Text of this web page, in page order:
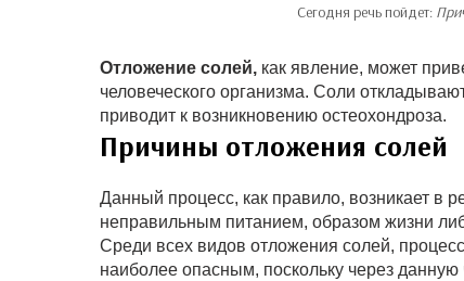
Сегодня речь пойдет:
Отложение солей, как явление, может
человеческого организма. Соли
приводит к возникновению остеохондроза.
Причины отложения солей
Данный процесс, как правило, возникает в
неправильным питанием, образом жизни
Среди всех видов отложения солей,
наиболее опасным, поскольку через